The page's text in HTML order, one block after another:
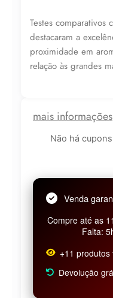
mais informações
Não há
Venda
Compre até as
Falta:
+11 produtos
Devolução
Testes comparativos
destacaram a
proximidade em
relação às grandes